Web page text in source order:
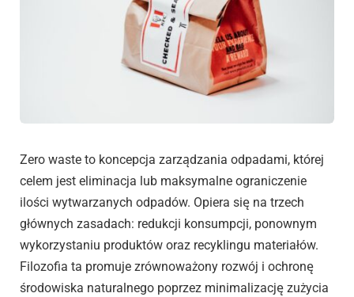
Zero waste to koncepcja zarządzania odpadami, której
celem jest eliminacja lub maksymalne ograniczenie
ilości wytwarzanych odpadów. Opiera się na trzech
głównych zasadach: redukcji konsumpcji, ponownym
wykorzystaniu produktów oraz recyklingu materiałów.
Filozofia ta promuje zrównoważony rozwój i ochronę
środowiska naturalnego poprzez minimalizację zużycia